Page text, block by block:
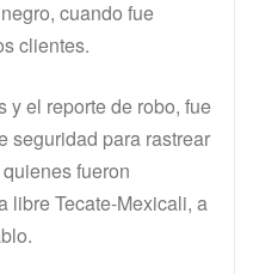
cuando fue
clientes.
y el reporte de robo, fue
seguridad para rastrear
fueron
libre Tecate-Mexicali, a